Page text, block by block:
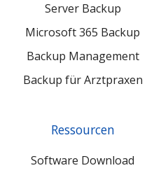
Server Backup
Microsoft 365 Backup
Backup Management
Backup für Arztpraxen
Ressourcen
Software Download